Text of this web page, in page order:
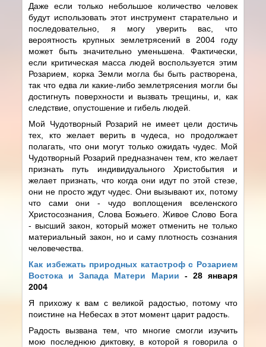
Даже если только небольшое количество человек
будут использовать этот инструмент старательно и
последовательно, я могу уверить вас, что
вероятность крупных землетрясений в 2004 году
может быть значительно уменьшена. Фактически,
если критическая масса людей воспользуется этим
Розарием, корка Земли могла бы быть растворена,
так что едва ли какие-либо землетрясения могли бы
достигнуть поверхности и вызвать трещины, и, как
следствие, опустошение и гибель людей.
Мой Чудотворный Розарий не имеет цели достичь
тех, кто желает верить в чудеса, но продолжает
полагать, что они могут только ожидать чудес. Мой
Чудотворный Розарий предназначен тем, кто желает
признать путь индивидуального Христобытия и
желает признать, что когда они идут по этой стезе,
они не просто ждут чудес. Они вызывают их, потому
что сами они - чудо воплощения вселенского
Христосознания, Слова Божьего. Живое Слово Бога
- высший закон, который может отменить не только
материальный закон, но и саму плотность сознания
человечества.
Как избежать природных катастроф с Розарием
Востока и Запада Матери Марии - 28 января
2004
Я прихожу к вам с великой радостью, потому что
поистине на Небесах в этот момент царит радость.
Радость вызвана тем, что многие смогли изучить
мою последнюю диктовку, в которой я говорила о